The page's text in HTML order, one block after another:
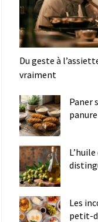
Du geste à
vraiment
Paner
Les
petit-